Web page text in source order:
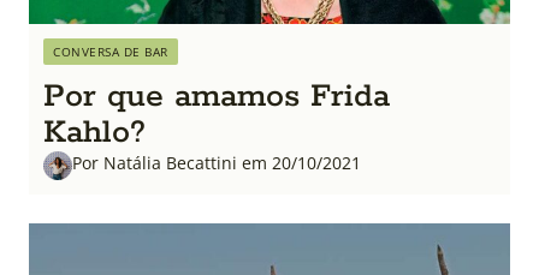
CONVERSA DE BAR
Por que amamos Frida
Kahlo?
Por Natália Becattini em 20/10/2021